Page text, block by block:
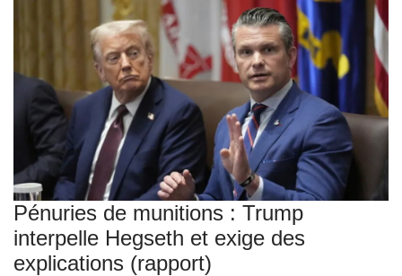
Pénuries de munitions : Trump
interpelle Hegseth et exige des
explications (rapport)